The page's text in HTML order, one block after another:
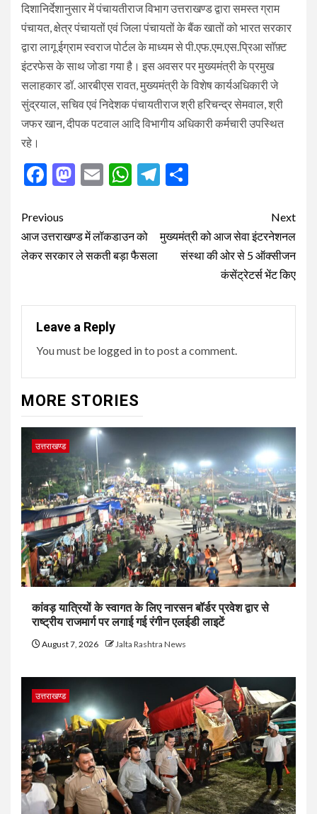
दिशानिर्देशानुसार में पंचायतीराज विभाग उत्तराखण्ड द्वारा समस्त ग्राम
पंचायत, क्षेत्र पंचायतों एवं जिला पंचायतों के बैंक खातों को भारत सरकार
द्वारा लागू ईग्राम स्वराज पोर्टल के माध्यम से पी.एफ.एम.एस.प्रिआ सॉफ़्ट
इंटरफेस के साथ जोडा गया है। इस अवसर पर मुख्यमंत्री के प्रमुख
सलाहकार डॉ. आरबीएस रावत, मुख्यमंत्री के विशेष कार्यअधिकारी जे
सुंद्रयाल, सचिव एवं निदेशक पंचायतीराज श्री हरिचन्द्र सेमवाल, श्री
जफर खान, दीपक पटवाल आदि विभागीय अधिकारी कर्मचारी उपस्थित
रहे।
Facebook
Mastodon
EmailWhatsApp
Telegram
Post
navigation
Previous
आज उत्तराखण्ड में लॉकडाउन को
लेकर सरकार ले सकती बड़ा फैसला
Next
मुख्यमंत्री को आज सेवा इंटरनेशनल
संस्था की ओर से 5 ऑक्सीजन
कंसेंट्रेटर्स भेंट किए
Leave a Reply
You must be logged into post a comment.
MORE STORIES
उत्तराखण्ड
कांवड़ यात्रियों के स्वागत के लिए नारसन बॉर्डर प्रवेश द्वार से
राष्ट्रीय राजमार्ग पर लगाई गई रंगीन एलईडी लाइटें
August 7, 2026 Jalta Rashtra News
उत्तराखण्ड